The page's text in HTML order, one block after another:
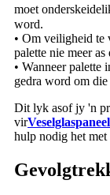
moet
word.
• Om veiligheid te
palette nie meer
• Wanneer palette
gedra word om
Dit lyk asof jy 'n
vir
hulp nodig het